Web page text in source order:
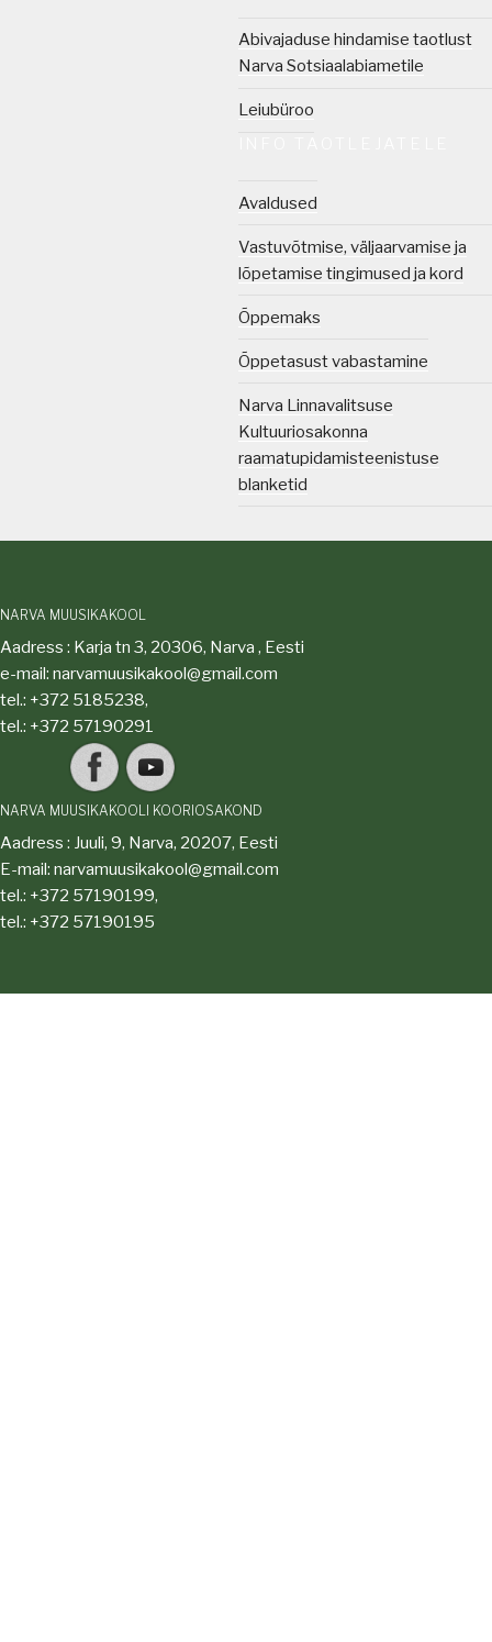
Abivajaduse hindamise taotlust
Narva Sotsiaalabiametile
Leiubüroo
Avaldused
Vastuvõtmise, väljaarvamise ja
lõpetamise tingimused ja kord
Õppemaks
Õppetasust vabastamine
Narva Linnavalitsuse
Kultuuriosakonna
raamatupidamisteenistuse
blanketid
NARVA MUUSIKAKOOL
Aadress : Karja tn 3, 20306, Narva , Eesti
e-mail: narvamuusikakool@gmail.com
tel.: +372 5185238,
tel.: +372 57190291
NARVA MUUSIKAKOOLI KOORIOSAKOND
Aadress : Juuli, 9, Narva, 20207, Eesti
E-mail: narvamuusikakool@gmail.com
tel.: +372 57190199,
tel.: +372 57190195